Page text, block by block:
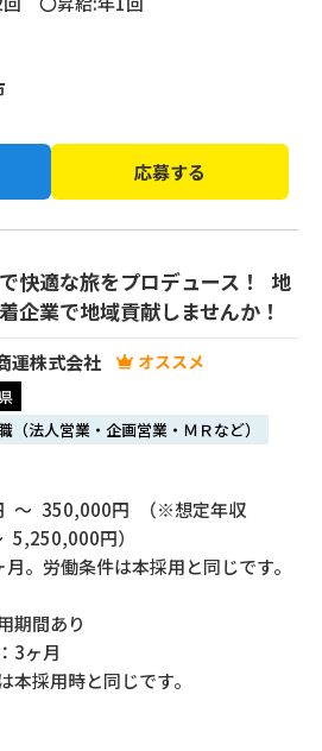
応募する
快適な旅をプロデュース！ 地
企業で地域貢献しませんか！
運株式会社
（法人営業・企画営業・ＭＲなど）
～ 350,000円 （※想定年収
円）
。労働条件は本採用と同じです。
期間あり
3ヶ月
本採用時と同じです。